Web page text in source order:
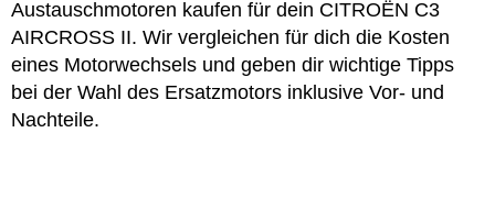
Austauschmotoren kaufen für dein CITROËN C3
AIRCROSS II. Wir vergleichen für dich die Kosten
eines Motorwechsels und geben dir wichtige Tipps
bei der Wahl des Ersatzmotors inklusive Vor- und
Nachteile.